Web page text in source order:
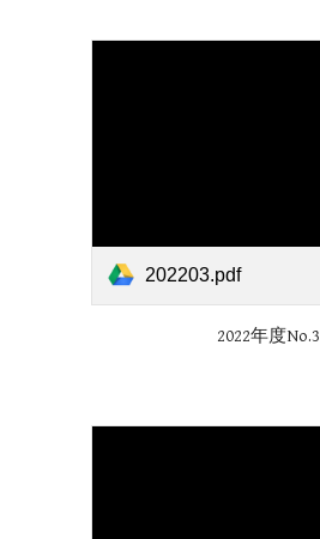
202203.pdf
2022年度No.3